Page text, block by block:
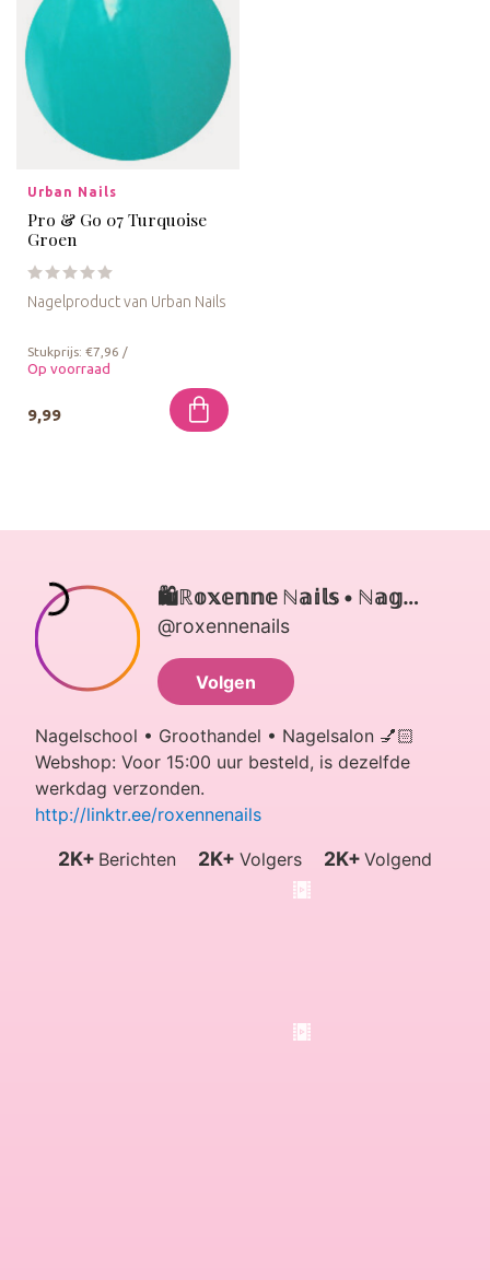
Urban Nails
Pro & Go 07 Turquoise
Groen
Nagelproduct van Urban Nails
Stukprijs: €7,96 /
Op voorraad
9,99